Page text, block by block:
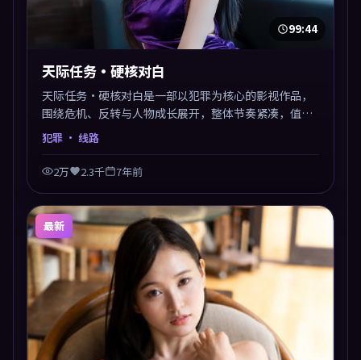
99:44
天际任务·硬核对白
天际任务·硬核对白是一部以犯罪为核心的影视作品，
围绕危机、反转与人物成长展开，整体节奏紧凑，值得
推荐观看。
犯罪 · 线路
2万 2.3千 7年前
最新